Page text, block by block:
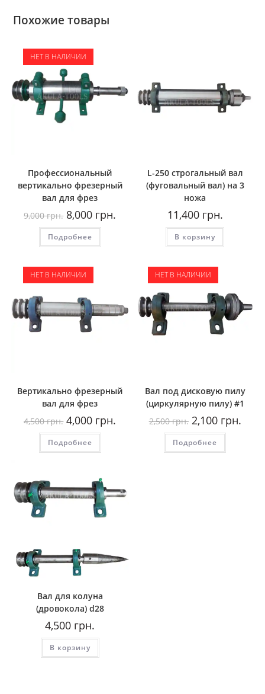
Похожие товары
НЕТ В НАЛИЧИИ
Профессиональный
вертикально фрезерный
вал для фрез
9,000грн. Первоначальная
цена
составляла
9,000
грн..
8,000 грн.
Подробнее
L-250 строгальный вал
(фуговальный вал) на 3
ножа
11,400грн.
В корзину
НЕТ В НАЛИЧИИ
Вертикально фрезерный
вал для фрез
4,500грн. Первоначальная
цена
составляла
4,500
грн..
4,000 грн. Текущая
Подробнее
НЕТ В НАЛИЧИИ
Вал под дисковую пилу
(циркулярную пилу) #1
2,500грн. Первоначальная
цена
составляла
2,500
грн..
2,100грн.цена:
Подробнее
Вал для колуна
(дровокола) d28
4,500 грн.
В корзину